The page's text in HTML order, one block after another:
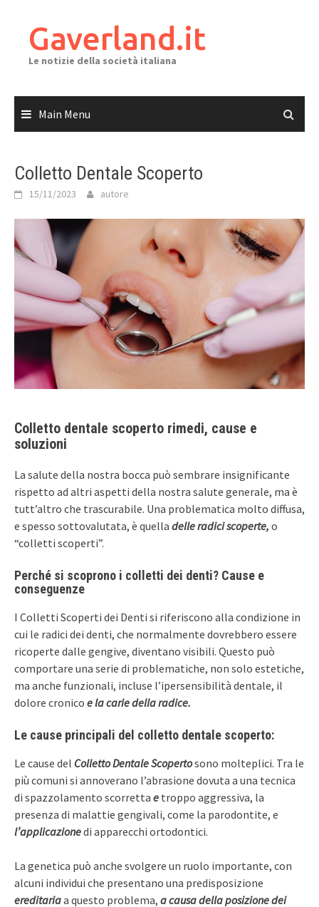
contentGaverland.it
Le notizie della società italiana
Main Menu
Colletto Dentale Scoperto
15/11/2023 autore
Colletto dentale scoperto rimedi, cause e
soluzioni
La salute della nostra bocca può sembrare insignificante
rispetto ad altri aspetti della nostra salute generale, ma è
tutt’altro che trascurabile. Una problematica molto diffusa,
e spesso sottovalutata, è quella delle radici scoperte, o
“colletti scoperti”.
Perché si scoprono i colletti dei denti? Cause e
conseguenze
I Colletti Scoperti dei Denti si riferiscono alla condizione in
cui le radici dei denti, che normalmente dovrebbero essere
ricoperte dalle gengive, diventano visibili. Questo può
comportare una serie di problematiche, non solo estetiche,
ma anche funzionali, incluse l’ipersensibilità dentale, il
dolore cronico e la carie della radice.
Le cause principali del colletto dentale scoperto:
Le cause del Colletto Dentale Scopertosono molteplici. Tra le
più comuni si annoverano l’abrasione dovuta a una tecnica
di spazzolamento scorretta e troppo aggressiva, la
presenza di malattie gengivali, come la parodontite, e
l’applicazionedi apparecchi ortodontici.
La genetica può anche svolgere un ruolo importante, con
alcuni individui che presentano una predisposizione
ereditariaa questo problema, a causa della posizione dei